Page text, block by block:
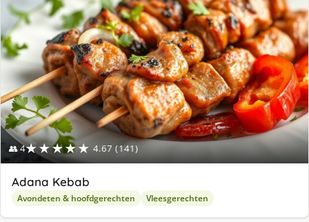
👥 4★★★★★ 4.67 (141)
Adana Kebab
Avondeten & hoofdgerechten Vleesgerechten